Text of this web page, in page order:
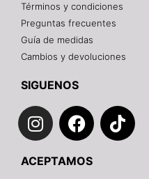
Términos y condiciones
Preguntas frecuentes
Guía de medidas
Cambios y devoluciones
SIGUENOS
I
n
t
F
a
e
T
i
ACEPTAMOS
WhatsApp
Instagram
Teléfono
Email